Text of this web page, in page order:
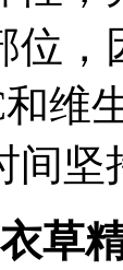
位，
维
间坚
草